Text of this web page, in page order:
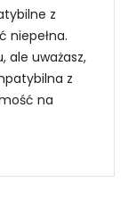
z
niepełna.
ale uważasz,
z
na